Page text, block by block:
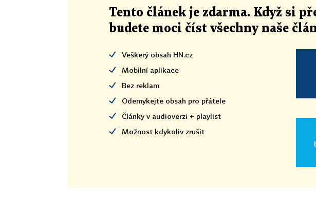
Tento článek je zdarma. Když si
budete moci číst všechny naše
Veškerý obsah HN.cz
Mobilní aplikace
Bez reklam
Odemykejte obsah pro přátele
Články v audioverzi + playlist
Možnost kdykoliv zrušit